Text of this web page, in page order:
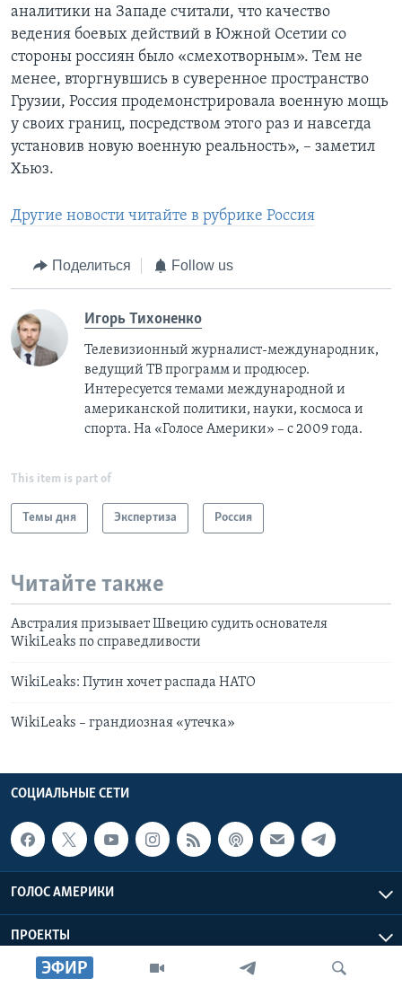
ЭФИР
аналитики на Западе считали, что качество
ведения боевых действий в Южной Осетии со
стороны россиян было «смехотворным». Тем не
менее, вторгнувшись в суверенное пространство
Грузии, Россия продемонстрировала военную мощь
у своих границ, посредством этого раз и навсегда
установив новую военную реальность», – заметил
Хьюз.
Другие новости читайте в рубрике Россия
Поделиться Follow us
Игорь Тихоненко
Телевизионный журналист-международник,
ведущий ТВ программ и продюсер.
Интересуется темами международной и
американской политики, науки, космоса и
спорта. На «Голосе Америки» – с 2009 года.
This item is part of
Темы дня Экспертиза Россия
Читайте также
Австралия призывает Швецию судить основателя
WikiLeaks по справедливости
WikiLeaks: Путин хочет распада НАТО
WikiLeaks – грандиозная «утечка»
СОЦИАЛЬНЫЕ СЕТИ
ГОЛОС АМЕРИКИ
ПРОЕКТЫ